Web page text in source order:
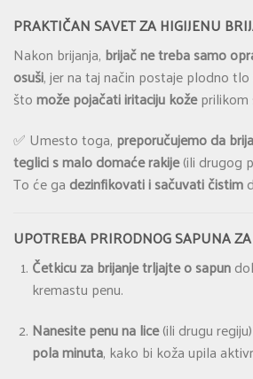
PRAKTIČAN SAVET ZA HIGIJENU
Nakon brijanja, brijač ne treba samo
osuši, jer na taj način postaje plodno
štomože pojačati iritaciju kožeprilikom
✅ Umesto toga, preporučujemo da
teglici s malo domaće rakije(ili drugog
To će gadezinfikovati i sačuvati čistim
UPOTREBA PRIRODNOG SAPUNA
Četkicu za brijanje trljajte o sapun
kremastu penu.
Nanesite penu na lice(ili drugu
pola minuta, kako bi koža upila